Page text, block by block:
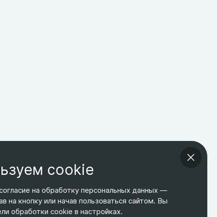
ТЕЛЕФОН
+7 495 266-65-67
ЭЛ. ПОЧТА
shop@relines.ru
АДРЕС
Москва, Гаражная 8
cookie
на обработку персональных данных —
на кнопку или начав пользоваться сайтом. Вы
обработки cookie в настройках.